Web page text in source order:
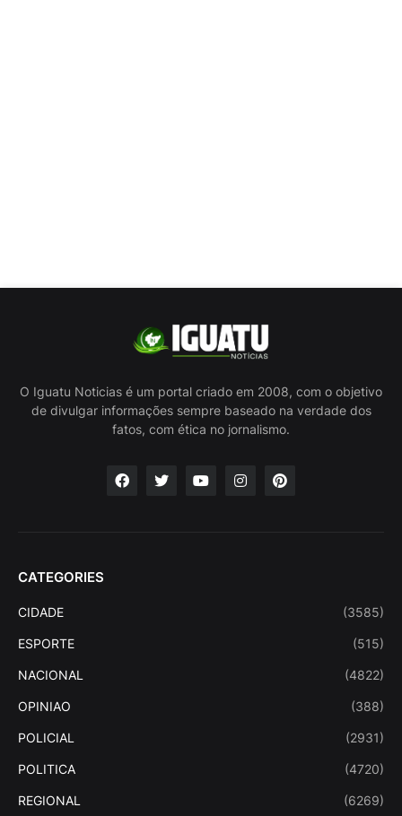
O Iguatu Noticias é um portal criado em 2008, com o objetivo
de divulgar informações sempre baseado na verdade dos
fatos, com ética no jornalismo.
CATEGORIES
CIDADE (3585)
ESPORTE (515)
NACIONAL (4822)
OPINIAO (388)
POLICIAL (2931)
POLITICA (4720)
REGIONAL (6269)